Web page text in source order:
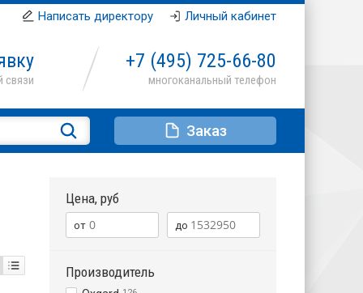
Написать директору Личный кабинет
+7 (495) 725-66-80
Заказ
Цена, руб
Производитель